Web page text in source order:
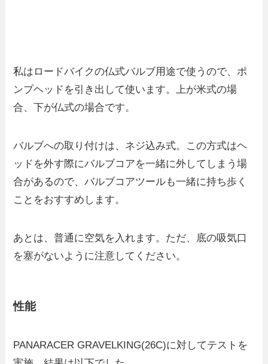
私はロードバイクの仏式バルブ用途で使うので、ポ
ンプヘッドを引き出して使います。上が米式の場
合、下が仏式の場合です。
バルブへの取り付けは、ネジ込み式。この方式はヘ
ッドを外す際にバルブコアを一緒に外してしまう場
合があるので、バルブコアツールも一緒に持ち歩く
ことをおすすめします。
あとは、普通に空気を入れます。ただ、底の吸気口
を塞がないように注意してください。
性能
PANARACER GRAVELKING(26C)に対してテストを